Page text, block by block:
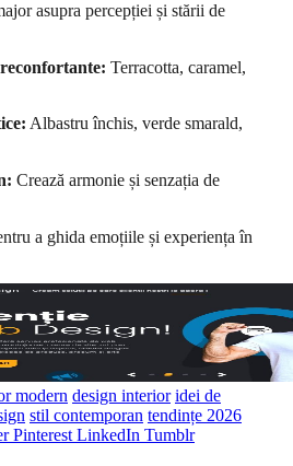
asupra percepției și stării de
Terracotta, caramel,
Albastru închis, verde smarald,
Crează armonie și senzația de
a ghida emoțiile și experiența în
modern design interior idei de
stil contemporan tendințe 2026
Pinterest LinkedIn Tumblr